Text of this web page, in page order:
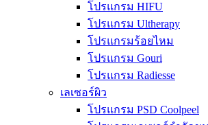
โปรแกรม HIFU
โปรแกรม Ultherapy
โปรแกรมร้อยไหม
โปรแกรม Gouri
โปรแกรม Radiesse
เลเซอร์ผิว
โปรแกรม PSD Coolpeel